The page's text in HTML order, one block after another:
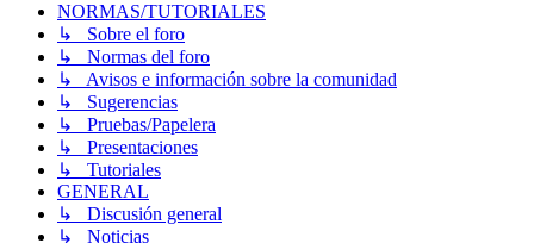
NORMAS/TUTORIALES
↳ Sobre el foro
↳ Normas del foro
↳ Avisos e información sobre la comunidad
↳ Sugerencias
↳ Pruebas/Papelera
↳ Presentaciones
↳ Tutoriales
GENERAL
↳ Discusión general
↳ Noticias